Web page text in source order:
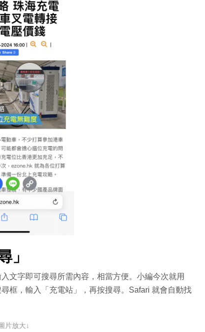
」
文字即可搜尋所需內容，相當方便。小編今次就用
框，輸入「充電站」，再按搜尋。Safari 就會自動找
片放大↓